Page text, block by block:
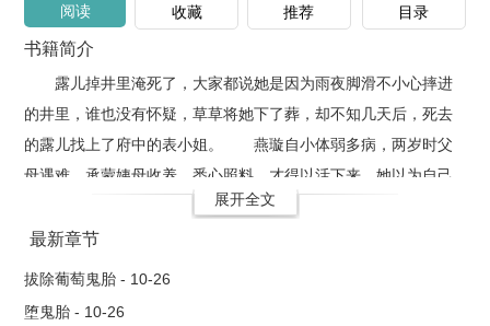
阅读 收藏 推荐 目录
书籍简介
露儿掉井里淹死了，大家都说她是因为雨夜脚滑不小心摔进
的井里，谁也没有怀疑，草草将她下了葬，却不知几天后，死去
的露儿找上了府中的表小姐。 燕璇自小体弱多病，两岁时父
母遇难，承蒙姨母收养，悉心照料，才得以活下来，她以为自己
一辈子都得做个药罐子，谁知死去的露儿告诉她，这一切病痛皆
因她天生阳气低，妖邪鬼怪跟在她身边偷偷窃取她的阳气所
展开全文
最新章节
拔除葡萄鬼胎 - 10-26
堕鬼胎 - 10-26